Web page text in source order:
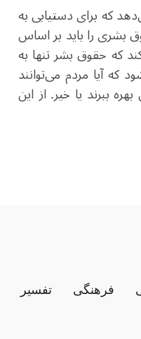
که برای دستیابی به
بشری را باید بر اساس
که حقوق بشر تنها به
که آیا مردم می‌توانند
ببرند یا خیر. از این
فرهنگی تفسیر